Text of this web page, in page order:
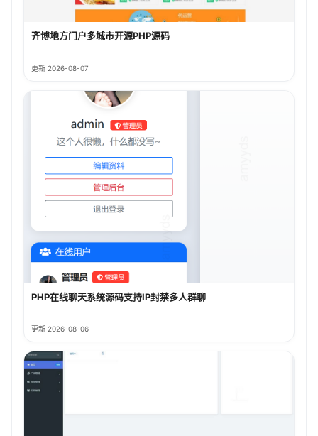
齐博地方门户多城市开源PHP源码
更新 2026-08-07
PHP在线聊天系统源码支持IP封禁多人群聊
更新 2026-08-06